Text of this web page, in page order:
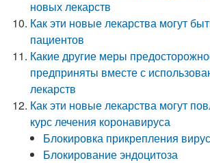
новых лекарств
Как эти новые лекарства могут
пациентов
Какие другие меры
предприняты вместе с
лекарств
Как эти новые лекарства могут
курс лечения коронавируса
Блокировка прикрепления
Блокирование эндоцитоза